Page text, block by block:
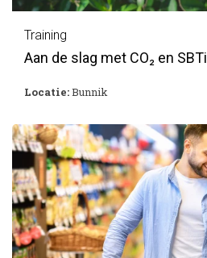
Training
Aan de slag met CO₂ en SBTi
Locatie:Bunnik